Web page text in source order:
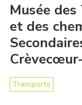
Musée
et des
Transports